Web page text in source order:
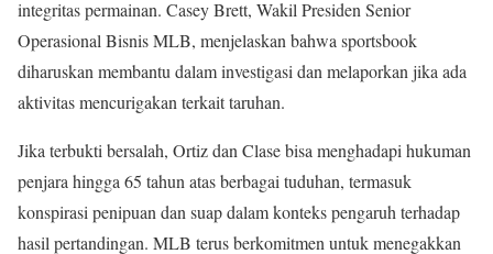
integritas permainan. Casey Brett, Wakil Presiden Senior
Operasional Bisnis MLB, menjelaskan bahwa sportsbook
diharuskan membantu dalam investigasi dan melaporkan jika ada
aktivitas mencurigakan terkait taruhan.
Jika terbukti bersalah, Ortiz dan Clase bisa menghadapi hukuman
penjara hingga 65 tahun atas berbagai tuduhan, termasuk
konspirasi penipuan dan suap dalam konteks pengaruh terhadap
hasil pertandingan. MLB terus berkomitmen untuk menegakkan